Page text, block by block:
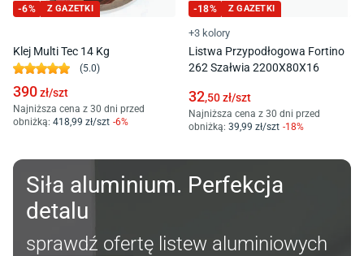
-6% Z GAZETKI
Klej Multi Tec 14 Kg
(5.0)
390zł/szt
Najniższa cena z 30 dni przed
obniżką: 418 ,99 zł/szt -6%
Siła aluminium. Perfekcja
detalu
sprawdź ofertę listew aluminiowych
-18% Z GAZETKI
+3 kolory
Listwa Przypodłogowa Fortino
262 Szałwia 2200X80X16
32,50zł/szt
Najniższa cena z 30 dni przed
obniżką: 39 ,99 zł/szt -18%